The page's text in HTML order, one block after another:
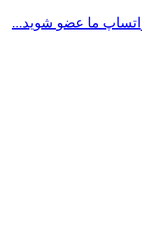
ما عضو شوید...